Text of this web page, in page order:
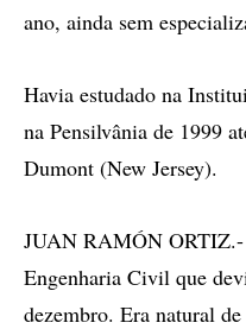
ano, ainda sem
Havia estudado na
na Pensilvânia de 1999
Dumont (New Jersey).
JUAN RAMÓN ORTIZ.-
Engenharia Civil que
dezembro. Era natural